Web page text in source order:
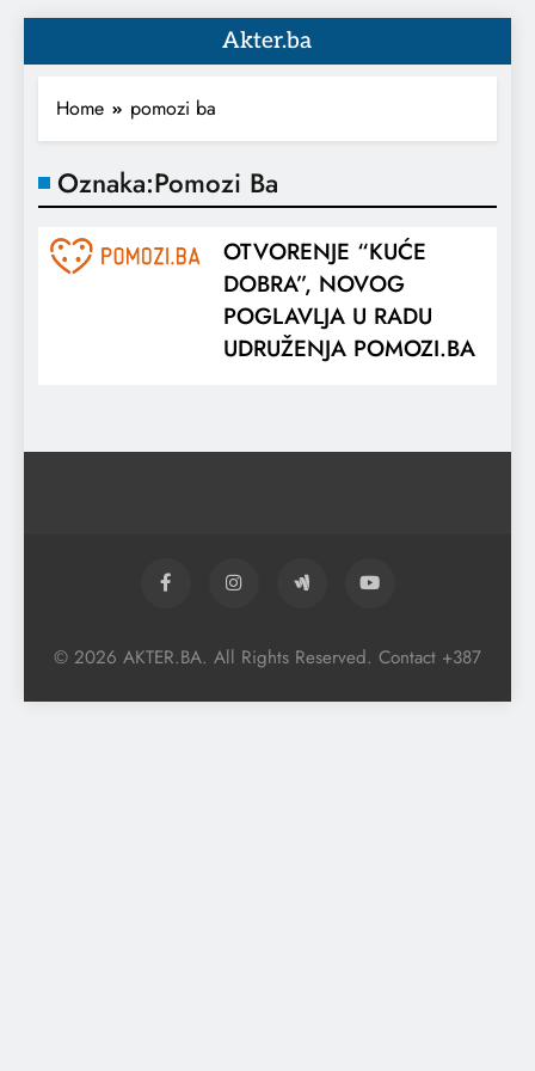
Akter.ba
Home pomozi ba
Oznaka:Pomozi Ba
OTVORENJE “KUĆE
DOBRA”, NOVOG
POGLAVLJA U RADU
UDRUŽENJA POMOZI.BA
© 2026 AKTER.BA. All Rights Reserved. Contact +387